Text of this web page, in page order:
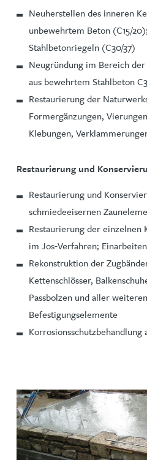
Neuherstellen des inneren
unbewehrtem Beton (C15/
Stahlbetonriegeln (C30/37)
Neugründung im Bereich
aus bewehrtem Stahlbeton
Restaurierung der
Formergänzungen,
Klebungen,
Restaurierung und
Restaurierung und
schmiedeeisernen
Restaurierung der einzelnen
im Jos-Verfahren;
Rekonstruktion der
Kettenschlösser,
Passbolzen und aller
Befestigungselemente